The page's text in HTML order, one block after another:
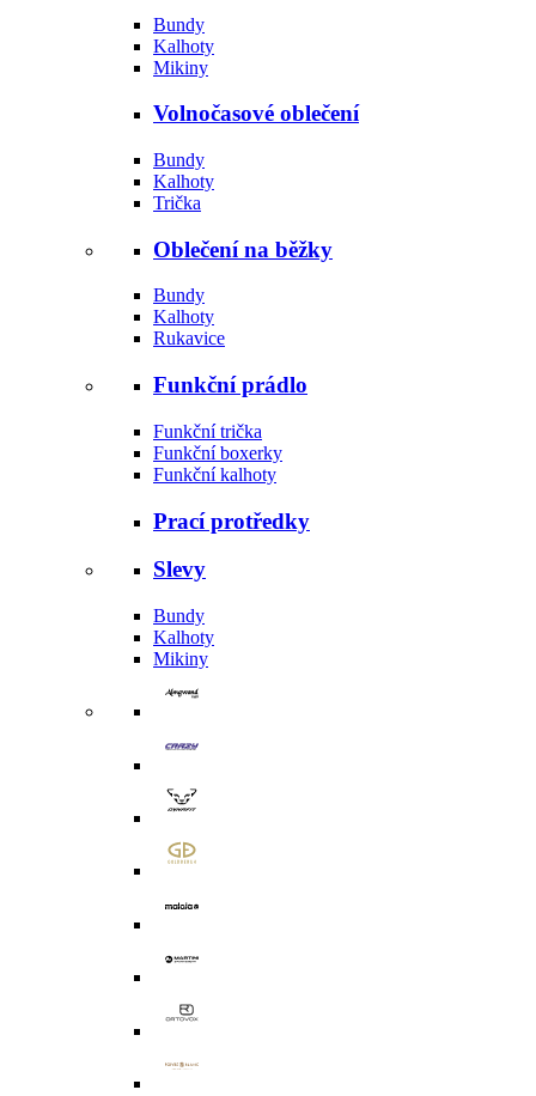
Bundy
Kalhoty
Mikiny
Volnočasové oblečení
Bundy
Kalhoty
Trička
Oblečení na běžky
Bundy
Kalhoty
Rukavice
Funkční prádlo
Funkční trička
Funkční boxerky
Funkční kalhoty
Prací protředky
Slevy
Bundy
Kalhoty
Mikiny